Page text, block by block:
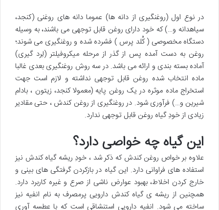
در نوع اول (روغنگیری از دانه ها) عموما دانه های روغنی (کنجد،
سیاهدانه و…) که خود دارای روغن قابل توجهی می باشند، به وسیله
دستگاه مخصوصی ( کُلد پرس ) فشرده شده و روغنگیری می شوند؛
روغن به دست آمده پس از گذر از مرحله میکروفیلتر (لِرد گیری)
آماده بسته بندی و ارائه می باشد. در سه روش روغنگیری بعدی غالبا
ماده انتخاب شده روغن قابل توجهی نداشته و لازم است جهت
استخراج ماده موثره در یک روغن پایه (معمولا کنجد، زیتون ، بادام
شیرین و…) فرآوری شود. در روغنگیری از روغن کندش ، حتی مقادیر
زیادی از خودِ گیاه روغن قابل توجهی ندارد.
این گیاه چه خواصی دارد؟
علاوه بر خواص روغن کندش که ذکر شد ، خودِ ریشه گیاه کندش نیز
استفاده های فراوانی دارد. این گیاه در بازکردن گرفتگی های بینی و
خارج کردن اخلاط، بهبود عوارض ناشی از صرع و غیره کاربرد دارد.
همچنین از ریشه ی گیاه کندش دارویی پرمصرف به نام انفیه نیز
ساخته می شود. انفیه دارویی استنشاقی است که با عطسه آوری